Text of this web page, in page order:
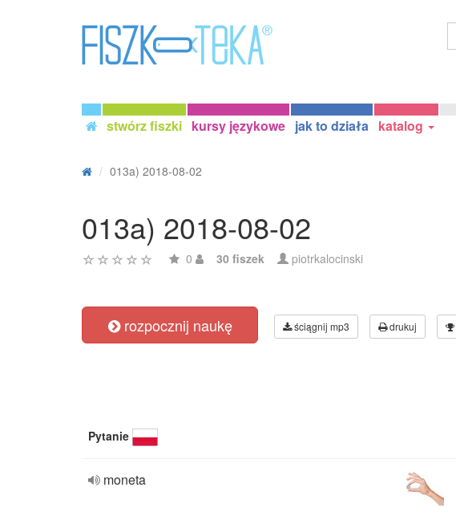
stwórz fiszki kursy językowe jak to działa katalog
013a) 2018-08-02
013a) 2018-08-02
0 30 fiszek piotrkalocinski
rozpocznij naukę ściągnij mp3 drukuj
Pytanie
moneta